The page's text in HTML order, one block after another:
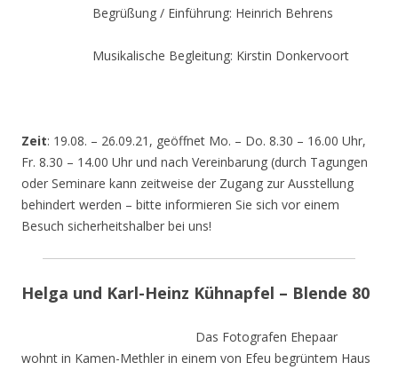
Begrüßung / Einführung: Heinrich Behrens
Musikalische Begleitung: Kirstin Donkervoort
Zeit: 19.08. – 26.09.21, geöffnet Mo. – Do. 8.30 – 16.00 Uhr,
Fr. 8.30 – 14.00 Uhr und nach Vereinbarung (durch Tagungen
oder Seminare kann zeitweise der Zugang zur Ausstellung
behindert werden – bitte informieren Sie sich vor einem
Besuch sicherheitshalber bei uns!
Helga und Karl-Heinz Kühnapfel – Blende 80
Das Fotografen Ehepaar
wohnt in Kamen-Methler in einem von Efeu begrüntem Haus